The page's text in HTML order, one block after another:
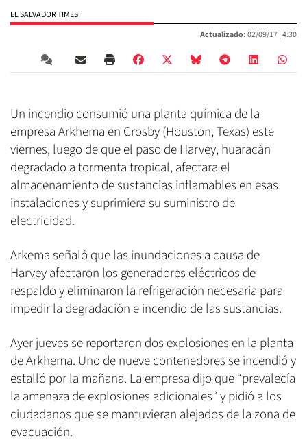
EL SALVADOR TIMES
Actualizado:02/09/17 |4:30
Un incendio consumió una planta química de la
empresa Arkhema en Crosby (Houston, Texas) este
viernes, luego de que el paso de Harvey, huaracán
degradado a tormenta tropical, afectara el
almacenamiento de sustancias inflamables en esas
instalaciones y suprimiera su suministro de
electricidad.
Arkema señaló que las inundaciones a causa de
Harvey afectaron los generadores eléctricos de
respaldo y eliminaron la refrigeración necesaria para
impedir la degradación e incendio de las sustancias.
Ayer jueves se reportaron dos explosiones en la planta
de Arkhema. Uno de nueve contenedores se incendió y
estalló por la mañana. La empresa dijo que “prevalecía
la amenaza de explosiones adicionales” y pidió a los
ciudadanos que se mantuvieran alejados de la zona de
evacuación.